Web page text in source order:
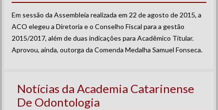
Em sessão da Assembleia realizada em 22 de agosto de 2015, a
ACO elegeu a Diretoria e o Conselho Fiscal para a gestão
2015/2017, além de duas indicações para Acadêmico Titular.
Aprovou, ainda, outorga da Comenda Medalha Samuel Fonseca.
Notícias da Academia Catarinense
De Odontologia